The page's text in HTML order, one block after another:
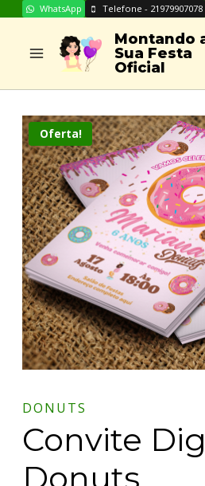
Skip
content
WhatsApp Telefone - 21979907078
Montando
Sua Festa
Oficial
Oferta!
DONUTS
Convite
Donuts